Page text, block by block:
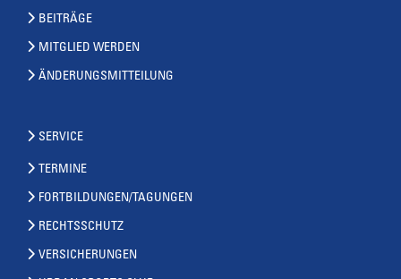
BEITRÄGE
MITGLIED WERDEN
ÄNDERUNGSMITTEILUNG
SERVICE
TERMINE
FORTBILDUNGEN/TAGUNGEN
RECHTSSCHUTZ
VERSICHERUNGEN